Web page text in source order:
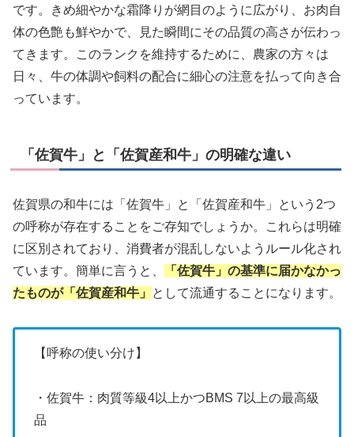
です。きめ細やかな霜降りが網目のように広がり、お肉自
体の色艶も鮮やかで、見た瞬間にその品質の高さが伝わっ
てきます。このランクを維持するために、農家の方々は
日々、牛の体調や飼料の配合に細心の注意を払って向き合
っています。
「佐賀牛」と「佐賀産和牛」の明確な違い
佐賀県の和牛には「佐賀牛」と「佐賀産和牛」という2つ
の呼称が存在することをご存知でしょうか。これらは明確
に区別されており、消費者が混乱しないようルール化され
ています。簡単に言うと、
「佐賀牛」の基準に届かなかっ
たものが「佐賀産和牛」
として流通することになります。
【呼称の使い分け】
・佐賀牛：肉質等級4以上かつBMS 7以上の最高級
品